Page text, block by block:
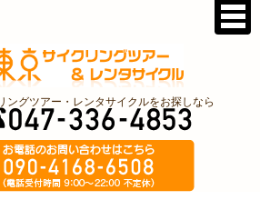
ングツアー・レンタサイクルをお探しなら